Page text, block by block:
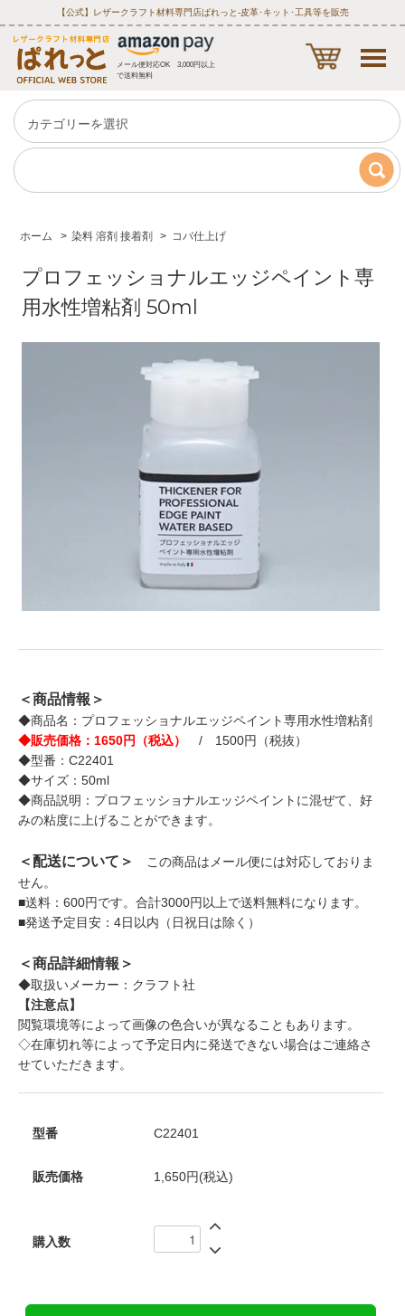
【公式】レザークラフト材料専門店ぱれっと‐皮革･キット･工具等を販売
メール便対応OK 3,000円以上
で送料無料
ホーム > 染料 溶剤 接着剤 > コバ仕上げ
プロフェッショナルエッジペイント専
用水性増粘剤 50ml
＜商品情報＞
◆商品名：プロフェッショナルエッジペイント専用水性増粘剤
◆販売価格：1650円（税込）
/ 1500円（税抜）
◆型番：C22401
◆サイズ：50ml
◆商品説明：プロフェッショナルエッジペイントに混ぜて、好
みの粘度に上げることができます。
＜配送について＞
この商品はメール便には対応しておりま
せん。
■送料：600円です。合計3000円以上で送料無料になります。
■発送予定目安：4日以内（日祝日は除く）
＜商品詳細情報＞
◆取扱いメーカー：クラフト社
【注意点】
閲覧環境等によって画像の色合いが異なることもあります。
◇在庫切れ等によって予定日内に発送できない場合はご連絡さ
せていただきます。
型番 C22401
販売価格 1,650円(税込)
購入数